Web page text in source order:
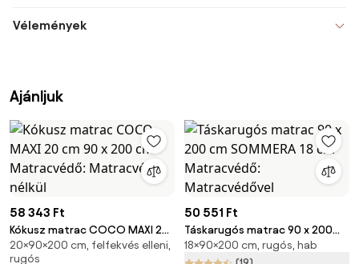
Vélemények
Ajánljuk
58 343 Ft
Kókusz matrac COCO MAXI 20
cm 90 x 200 cm Matracvédő:
20×90×200 cm, felfekvés elleni,
rugós
50 551 Ft
Táskarugós matrac 90 x 200
cm SOMMERA 18 cm
18×90×200 cm, rugós, hab